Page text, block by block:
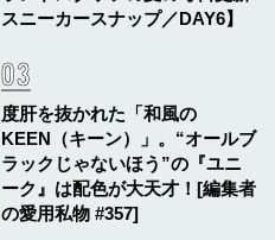
スニーカースナップ／DAY6】
度肝を抜かれた「和風の
KEEN（キーン）」。“オールブ
ラックじゃないほう”の『ユニ
ーク』は配色が大天才！[編集者
の愛用私物 #357]